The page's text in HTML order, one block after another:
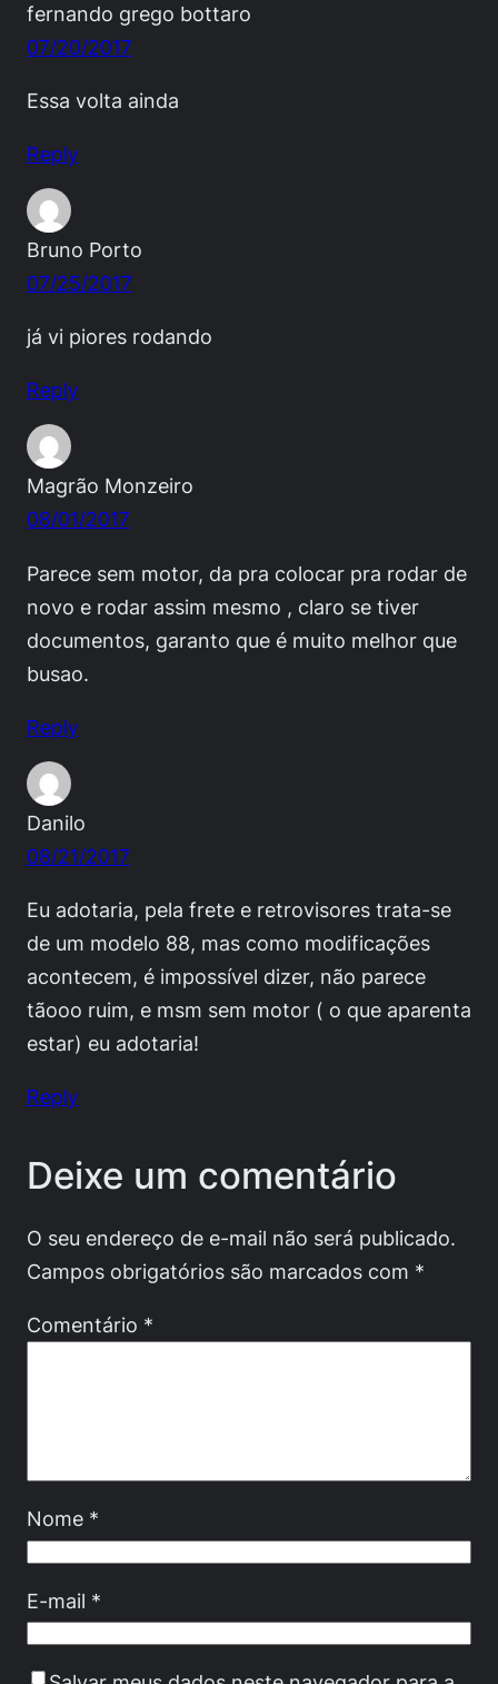
fernando grego bottaro
07/20/2017
Essa volta ainda
Reply
Bruno Porto
07/25/2017
já vi piores rodando
Reply
Magrão Monzeiro
08/01/2017
Parece sem motor, da pra colocar pra rodar de
novo e rodar assim mesmo , claro se tiver
documentos, garanto que é muito melhor que
busao.
Reply
Danilo
08/21/2017
Eu adotaria, pela frete e retrovisores trata-se
de um modelo 88, mas como modificações
acontecem, é impossível dizer, não parece
tãooo ruim, e msm sem motor ( o que aparenta
estar) eu adotaria!
Reply
Deixe um comentário
O seu endereço de e-mail não será publicado.
Campos obrigatórios são marcados com *
Comentário *
Nome *
E-mail *